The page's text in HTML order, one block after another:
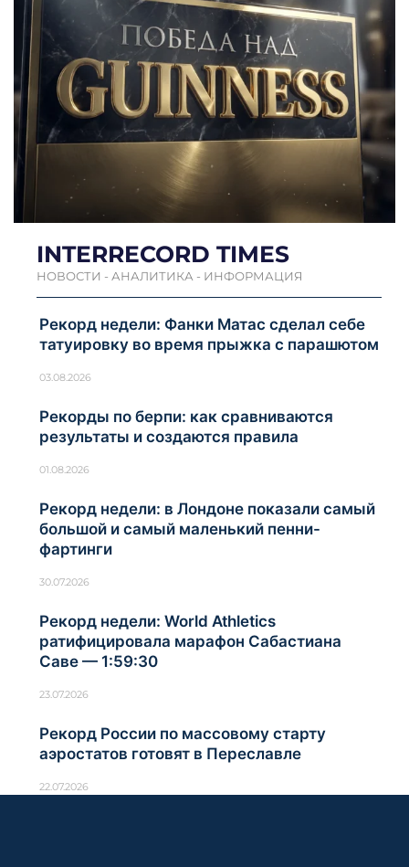
INTERRECORD TIMES
НОВОСТИ - АНАЛИТИКА - ИНФОРМАЦИЯ
Рекорд недели: Фанки Матас сделал себе
татуировку во время прыжка с парашютом
03.08.2026
Рекорды по берпи: как сравниваются
результаты и создаются правила
01.08.2026
Рекорд недели: в Лондоне показали самый
большой и самый маленький пенни-
фартинги
30.07.2026
Рекорд недели: World Athletics
ратифицировала марафон Сабастиана
Саве — 1:59:30
23.07.2026
Рекорд России по массовому старту
аэростатов готовят в Переславле
22.07.2026